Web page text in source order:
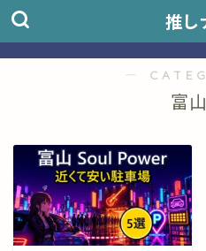
推し
―
富